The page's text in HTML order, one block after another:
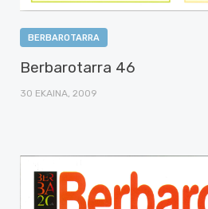
BERBAROTARRA
Berbarotarra 46
30 EKAINA, 2009